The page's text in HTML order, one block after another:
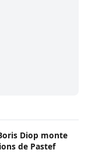
Diop monte
de Pastef